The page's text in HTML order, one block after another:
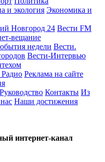
и экология Экономика и
Новгород 24 Вести FM
вещание
недели Вести.
Вести-Интервью
Радио Реклама на сайте
Руководство Контакты Из
Наши достижения
интернет-канал